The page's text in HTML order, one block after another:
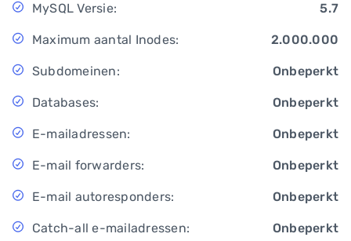
MySQL Versie: 5.7
Maximum aantal Inodes: 2.000.000
Subdomeinen: Onbeperkt
Databases: Onbeperkt
E-mailadressen: Onbeperkt
E-mail forwarders: Onbeperkt
E-mail autoresponders: Onbeperkt
Catch-all e-mailadressen: Onbeperkt